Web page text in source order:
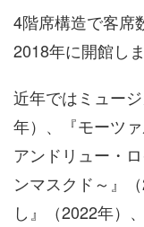
4階席構造で客席
2018年に開館しま
近年ではミュー
年）、『モーツ
アンドリュー・
ンマスクド～』
し』（2022年）